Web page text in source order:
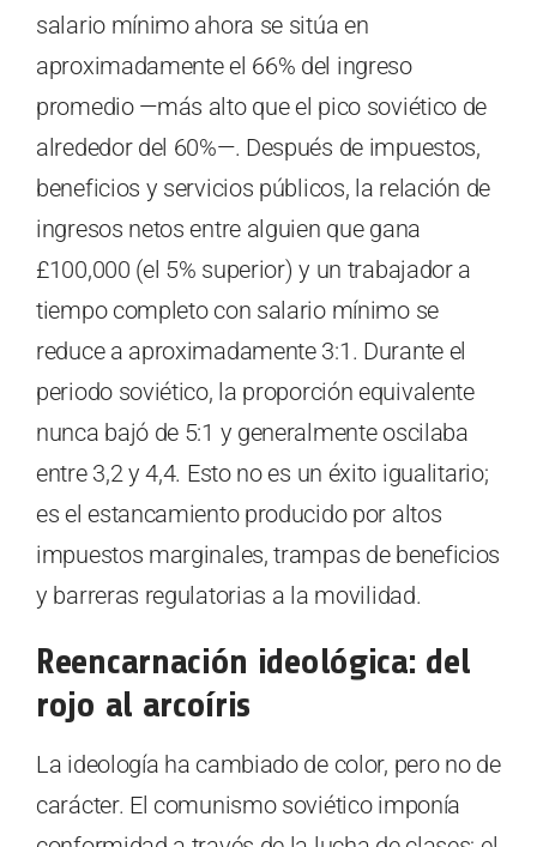
salario mínimo ahora se sitúa en
aproximadamente el 66% del ingreso
promedio —más alto que el pico soviético de
alrededor del 60%—. Después de impuestos,
beneficios y servicios públicos, la relación de
ingresos netos entre alguien que gana
£100,000 (el 5% superior) y un trabajador a
tiempo completo con salario mínimo se
reduce a aproximadamente 3:1. Durante el
periodo soviético, la proporción equivalente
nunca bajó de 5:1 y generalmente oscilaba
entre 3,2 y 4,4. Esto no es un éxito igualitario;
es el estancamiento producido por altos
impuestos marginales, trampas de beneficios
y barreras regulatorias a la movilidad.
Reencarnación ideológica: del
rojo al arcoíris
La ideología ha cambiado de color, pero no de
carácter. El comunismo soviético imponía